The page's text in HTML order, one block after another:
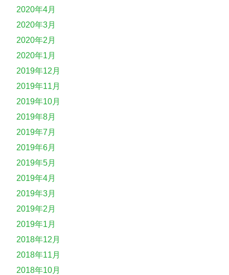
2020年4月
2020年3月
2020年2月
2020年1月
2019年12月
2019年11月
2019年10月
2019年8月
2019年7月
2019年6月
2019年5月
2019年4月
2019年3月
2019年2月
2019年1月
2018年12月
2018年11月
2018年10月